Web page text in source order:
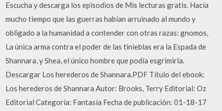
Escucha y descarga los episodios de Mis lecturas gratis. Hacía
mucho tiempo que las guerras habían arruinado al mundo y
obligado a la humanidad a contender con otras razas: gnomos,
La única arma contra el poder de las tinieblas era la Espada de
Shannara, y Shea, el único hombre que podía esgrimirla.
Descargar Los herederos de Shannara.PDF Título del ebook:
Los herederos de Shannara Autor: Brooks, Terry Editorial: Oz
Editorial Categoría: Fantasía Fecha de publicación: 01-18-17